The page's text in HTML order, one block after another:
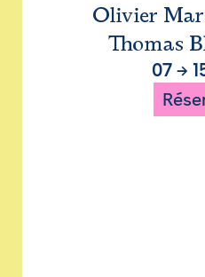
Olivier
Thomas
07→